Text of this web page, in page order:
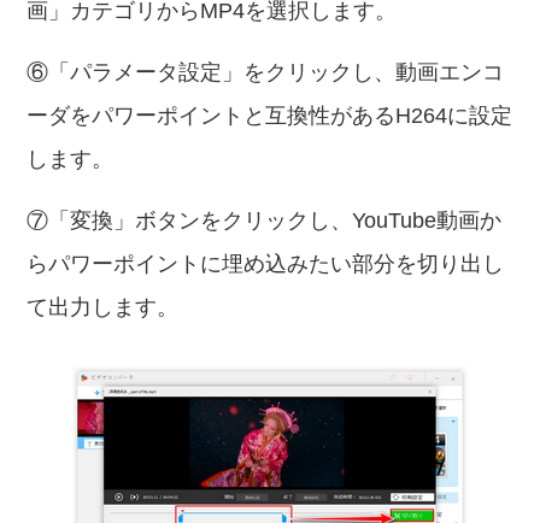
画」カテゴリからMP4を選択します。
⑥「パラメータ設定」をクリックし、動画エンコ
ーダをパワーポイントと互換性があるH264に設定
します。
⑦「変換」ボタンをクリックし、YouTube動画か
らパワーポイントに埋め込みたい部分を切り出し
て出力します。